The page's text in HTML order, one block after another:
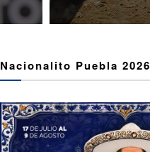
Nacionalito Puebla 2026